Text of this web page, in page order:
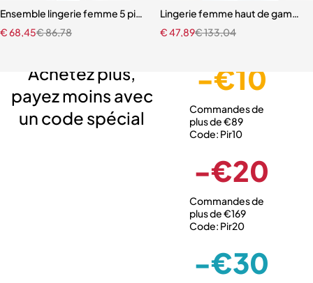
Ensemble lingerie femme 5 pièces – Dentelle brodée avec cache-
€86,78
€68,45
Lingerie femme haut de
€133,04
€47,89
Achetez plus,
payez moins avec
un code spécial
-€10
Commandes de
plus de €89
Code: Pir10
-€20
Commandes de
plus de €169
Code: Pir20
-€30